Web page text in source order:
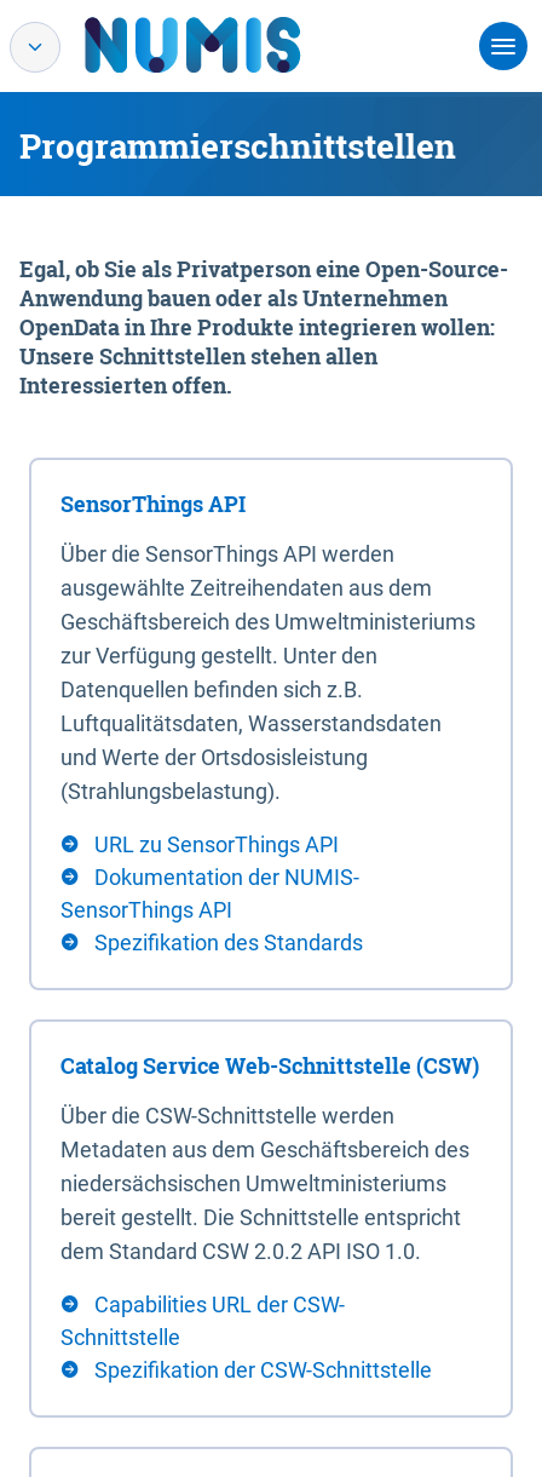
Programmierschnittstellen
Egal, ob Sie als Privatperson eine Open-Source-
Anwendung bauen oder als Unternehmen
OpenData in Ihre Produkte integrieren wollen:
Unsere Schnittstellen stehen allen
Interessierten offen.
SensorThings API
Über die SensorThings API werden
ausgewählte Zeitreihendaten aus dem
Geschäftsbereich des Umweltministeriums
zur Verfügung gestellt. Unter den
Datenquellen befinden sich z.B.
Luftqualitätsdaten, Wasserstandsdaten
und Werte der Ortsdosisleistung
(Strahlungsbelastung).
URL zu SensorThings API
Dokumentation der NUMIS-
SensorThings API
Spezifikation des Standards
Catalog Service Web-Schnittstelle (CSW)
Über die CSW-Schnittstelle werden
Metadaten aus dem Geschäftsbereich des
niedersächsischen Umweltministeriums
bereit gestellt. Die Schnittstelle entspricht
dem Standard CSW 2.0.2 API ISO 1.0.
Capabilities URL der CSW-
Schnittstelle
Spezifikation der CSW-Schnittstelle